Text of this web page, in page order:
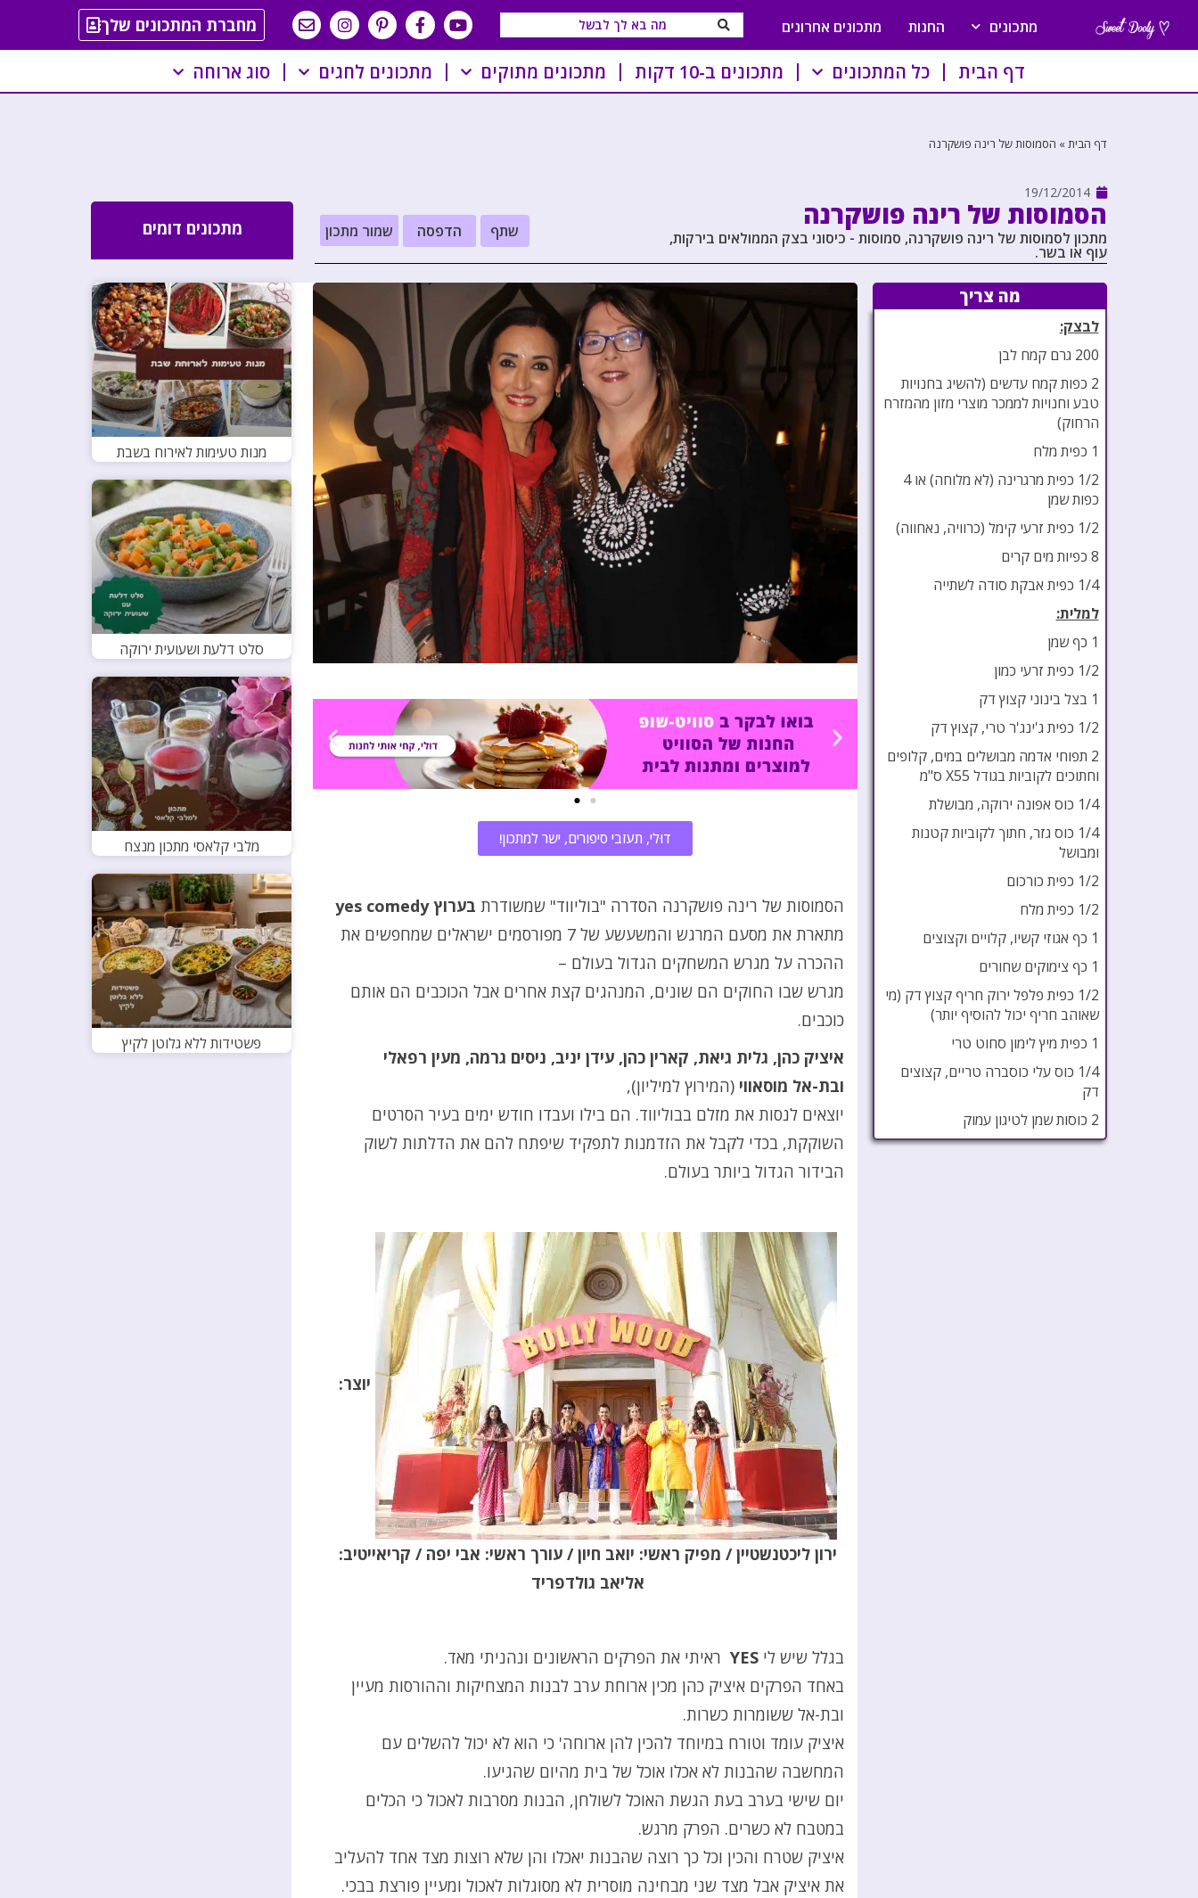
מתכונים החנות מתכונים אחרונים מחברת המתכונים שלך
דף הבית כל המתכונים מתכונים ב-10 דקות מתכונים מתוקים מתכונים לחגים סוג ארוחה
דף הבית» הסמוסות של רינה פושקרנה
19/12/2014
הסמוסות של רינה פושקרנה
מתכון לסמוסות של רינה פושקרנה, סמוסות - כיסוני בצק הממולאים בירקות,
עוף או בשר.
שתף הדפסה שמור מתכון מתכונים דומים
מה צריך
לבצק:
200 גרם קמח לבן
2 כפות קמח עדשים (להשיג בחנויות
טבע וחנויות לממכר מוצרי מזון מהמזרח
הרחוק)
1 כפית מלח
1/2 כפית מרגרינה (לא מלוחה) או 4
כפות שמן
1/2 כפית זרעי קימל (כרוויה, נאחווה)
8 כפיות מים קרים
1/4 כפית אבקת סודה לשתייה
למלית:
1 כף שמן
1/2 כפית זרעי כמון
1 בצל בינוני קצוץ דק
1/2 כפית ג'ינג'ר טרי, קצוץ דק
2 תפוחי אדמה מבושלים במים, קלופים
וחתוכים לקוביות בגודל 5
X5 ס"מ
1/4 כוס אפונה ירוקה, מבושלת
1/4 כוס גזר, חתוך לקוביות קטנות
ומבושל
1/2 כפית כורכום
1/2 כפית מלח
1 כף אגוזי קשיו, קלויים וקצוצים
1 כף צימוקים שחורים
1/2 כפית פלפל ירוק חריף קצוץ דק (מי
שאוהב חריף יכול להוסיף יותר)
1 כפית מיץ לימון סחוט טרי
1/4 כוס עלי כוסברה טריים, קצוצים
דק
2 כוסות שמן לטיגון עמוק
דוּלי, תעזבי סיפורים, ישר למתכון!
הסמוסות של רינה פושקרנה הסדרה "בוליווד" שמשודרת בערוץ yes comedy
מתארת את מסעם המרגש והמשעשע של 7 מפורסמים ישראלים שמחפשים את
ההכרה על מגרש המשחקים הגדול בעולם –
מגרש שבו החוקים הם שונים, המנהגים קצת אחרים אבל הכוכבים הם אותם
כוכבים.
איציק כהן, גלית גיאת, קארין כהן, עידן יניב, ניסים גרמה, מעין רפאלי
ובת-אל מוסאווי (המירוץ למיליון),
יוצאים לנסות את מזלם בבוליווד. הם בילו ועבדו חודש ימים בעיר הסרטים
השוקקת, בכדי לקבל את הזדמנות לתפקיד שיפתח להם את הדלתות לשוק
הבידור הגדול ביותר בעולם.
יוצר:
ירון ליכטנשטיין / מפיק ראשי: יואב חיון / עורך ראשי: אבי יפה / קריאייטיב:
אליאב גולדפריד
בגלל שיש לי YESראיתי את הפרקים הראשונים ונהניתי מאד.
באחד הפרקים איציק כהן מכין ארוחת ערב לבנות המצחיקות וההורסות מעיין
ובת-אל ששומרות כשרות.
איציק עומד וטורח במיוחד להכין להן ארוחה' כי הוא לא יכול להשלים עם
המחשבה שהבנות לא אכלו אוכל של בית מהיום שהגיעו.
יום שישי בערב בעת הגשת האוכל לשולחן, הבנות מסרבות לאכול כי הכלים
במטבח לא כשרים. הפרק מרגש.
איציק שטרח והכין וכל כך רוצה שהבנות יאכלו והן שלא רוצות מצד אחד להעליב
את איציק אבל מצד שני מבחינה מוסרית לא מסוגלות לאכול ומעיין פורצת בבכי.
מנות טעימות לאירוח בשבת
סלט דלעת ושעועית ירוקה
מלבי קלאסי מתכון מנצח
פשטידות ללא גלוטן לקיץ